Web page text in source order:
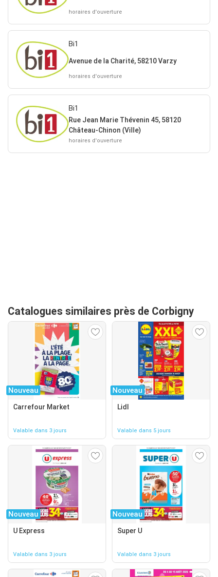
horaires d'ouverture
Bi1
Avenue de la Charité, 58210 Varzy
horaires d'ouverture
Bi1
Rue Jean Marie Thévenin 45, 58120
Château-Chinon (Ville)
horaires d'ouverture
Catalogues similaires près de Corbigny
Nouveau
Carrefour Market
Valable dans 3 jours
Nouveau
Lidl
Valable dans 5 jours
Nouveau
U Express
Valable dans 3 jours
Nouveau
Super U
Valable dans 3 jours